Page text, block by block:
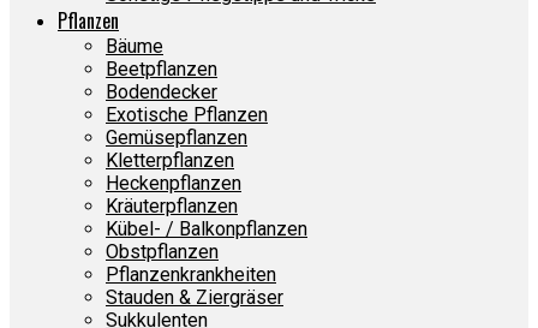
Pflanzen
Bäume
Beetpflanzen
Bodendecker
Exotische Pflanzen
Gemüsepflanzen
Kletterpflanzen
Heckenpflanzen
Kräuterpflanzen
Kübel- / Balkonpflanzen
Obstpflanzen
Pflanzenkrankheiten
Stauden & Ziergräser
Sukkulenten